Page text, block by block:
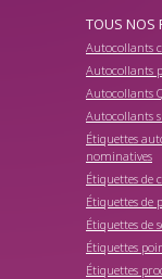
TOUS NOS
Autocollants
Autocollants
Autocollants
Autocollants
Étiquettes
nominatives
Étiquettes de
Étiquettes de
Étiquettes de
Étiquettes
Étiquettes